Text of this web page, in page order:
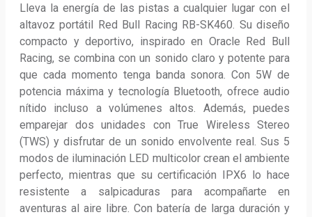
Lleva la energía de las pistas a cualquier lugar con el
altavoz portátil Red Bull Racing RB-SK460. Su diseño
compacto y deportivo, inspirado en Oracle Red Bull
Racing, se combina con un sonido claro y potente para
que cada momento tenga banda sonora. Con 5W de
potencia máxima y tecnología Bluetooth, ofrece audio
nítido incluso a volúmenes altos. Además, puedes
emparejar dos unidades con True Wireless Stereo
(TWS) y disfrutar de un sonido envolvente real. Sus 5
modos de iluminación LED multicolor crean el ambiente
perfecto, mientras que su certificación IPX6 lo hace
resistente a salpicaduras para acompañarte en
aventuras al aire libre. Con batería de larga duración y